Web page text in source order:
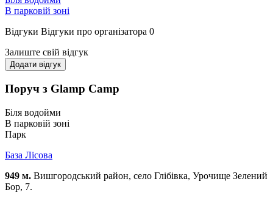
В парковій зоні
Відгуки Відгуки про організатора 0
Залиште свій відгук
Додати відгук
Поруч з Glamp Camp
Біля водойми
В парковій зоні
Парк
База Лісова
949 м. Вишгородський район, село Глібівка, Урочище Зелений
Бор, 7.